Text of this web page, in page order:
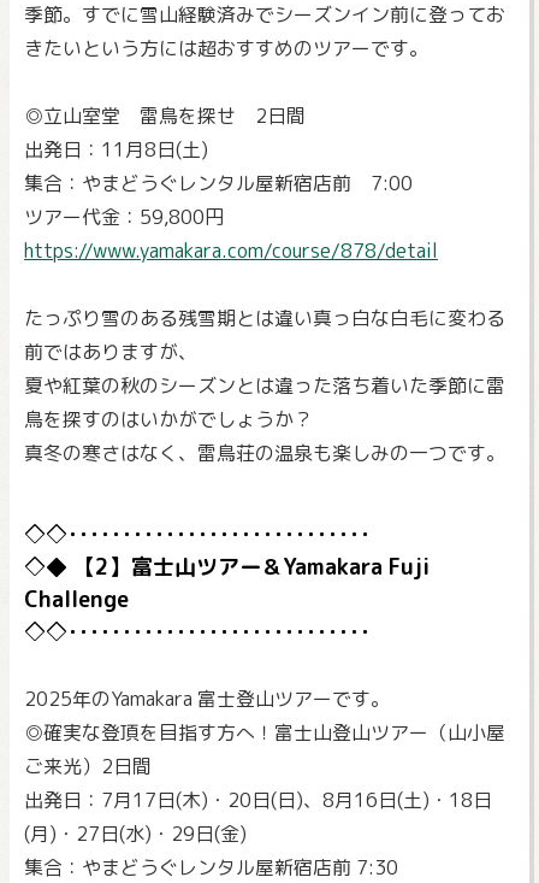
季節。すでに雪山経験済みでシーズンイン前に登ってお
きたいという方には超おすすめのツアーです。
◎立山室堂 雷鳥を探せ 2日間
出発日：11月8日(土)
集合：やまどうぐレンタル屋新宿店前 7:00
ツアー代金：59,800円
https://www.yamakara.com/course/878/detail
たっぷり雪のある残雪期とは違い真っ白な白毛に変わる
前ではありますが、
夏や紅葉の秋のシーズンとは違った落ち着いた季節に雷
鳥を探すのはいかがでしょうか？
真冬の寒さはなく、雷鳥荘の温泉も楽しみの一つです。
【2】富士山ツアー＆Yamakara Fuji
Challenge
2025年のYamakara 富士登山ツアーです。
◎確実な登頂を目指す方へ！富士山登山ツアー（山小屋
ご来光）2日間
出発日：7月17日(木)・20日(日)、8月16日(土)・18日
(月)・27日(水)・29日(金)
集合：やまどうぐレンタル屋新宿店前 7:30